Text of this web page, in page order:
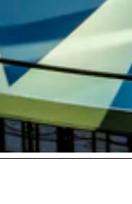
|CC-BY-NC-ND